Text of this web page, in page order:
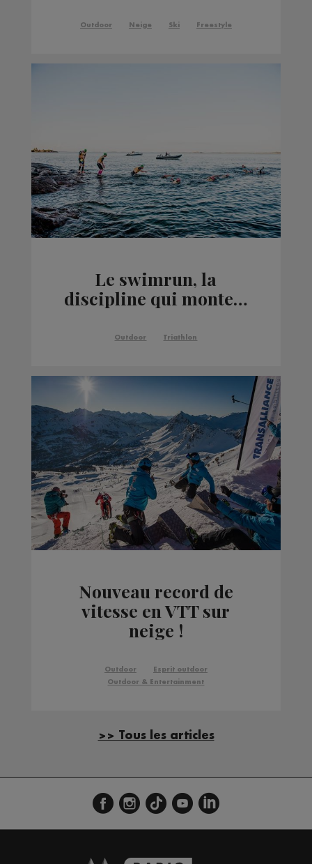
Outdoor Neige Ski Freestyle
Le swimrun, la
discipline qui monte…
Outdoor Triathlon
Nouveau record de
vitesse en VTT sur
neige !
Outdoor
Esprit outdoor
Outdoor & Entertainment
>> Tous les articles